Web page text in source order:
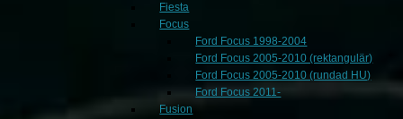
Fiesta
Focus
Ford Focus 1998-2004
Ford Focus 2005-2010 (rektangulär)
Ford Focus 2005-2010 (rundad HU)
Ford Focus 2011-
Fusion